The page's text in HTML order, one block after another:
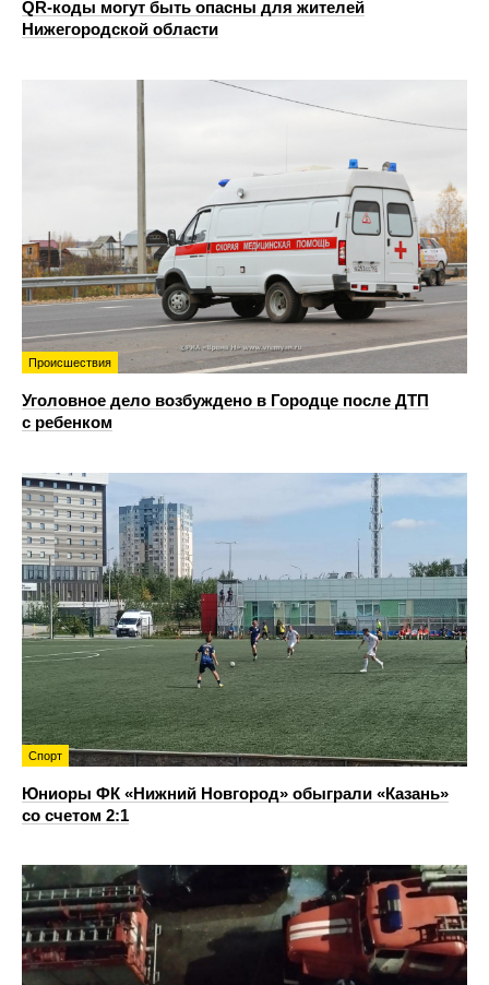
QR-коды могут быть опасны для жителей
Нижегородской области
Происшествия
Уголовное дело возбуждено в Городце после ДТП
с ребенком
Спорт
Юниоры ФК «Нижний Новгород» обыграли «Казань»
со счетом 2:1